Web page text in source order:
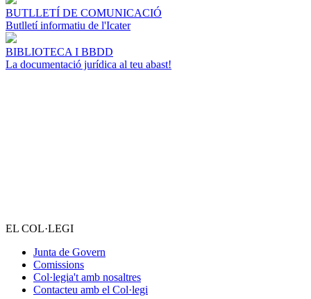
BUTLLETÍ DE COMUNICACIÓ
Butlletí informatiu de l'Icater
BIBLIOTECA I BBDD
La documentació jurídica al teu abast!
EL COL·LEGI
Junta de Govern
Comissions
Col·legia't amb nosaltres
Contacteu amb el Col·legi